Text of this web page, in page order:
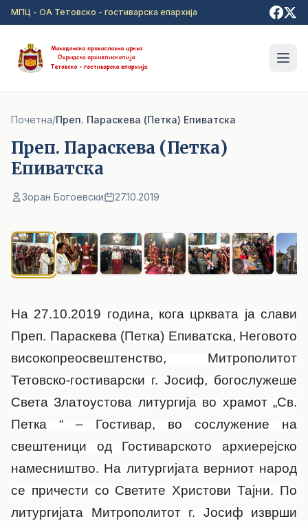
Прејди на главна содржина
МПЦ - ОА Тетовско - гостиварска епархија
Почетна/Преп. Параскева (Петка) Епиватска
Преп. Параскева (Петка)
Епиватска
Зоран Богоевски 27.10.2019
На 27.10.2019 година, кога црквата ја слави
Преп. Параскева (Петка) Епиватска, Неговото
високопреосвештенство, Митрополитот
Тетовско-гостиварски г. Јосиф, богослужеше
Света Златоустова литургија во храмот „Св.
Петка “ – Гостивар, во сослужение на
свештеници од Гостиварското архиерејско
намесништво. На литургијата верниот народ
се причести со Светите Христови Тајни. По
литургијата Митрополитот г. Јосиф изврши